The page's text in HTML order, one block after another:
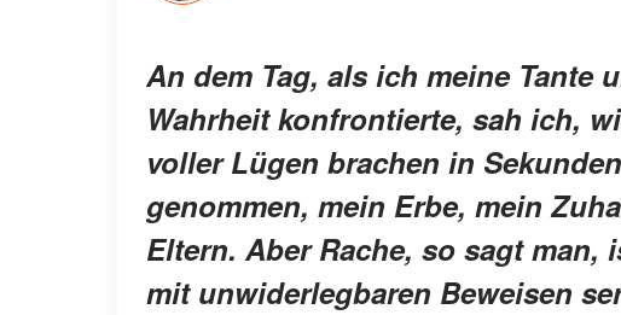
An dem Tag, als ich meine Tante
Wahrheit konfrontierte, sah ich,
voller Lügen brachen in
genommen, mein Erbe, mein
Eltern. Aber Rache, so sagt man,
mit unwiderlegbaren Beweisen